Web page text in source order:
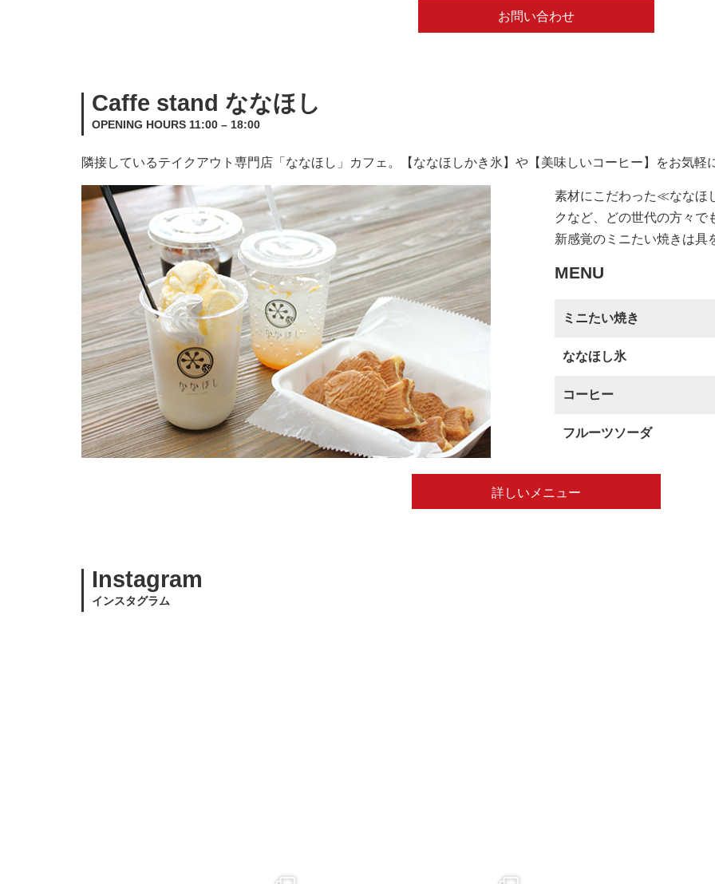
お問い合わせ
Caffe stand ななほし
OPENING HOURS 11:00 – 18:00
隣接しているテイクアウト専門店「ななほし」カフェ。【ななほしかき氷】や【美味しいコーヒー】をお気軽
素材にこだわった≪ななほ
クなど、どの世代の方々で
新感覚のミニたい焼きは具
MENU
ミニたい焼き
ななほし氷
コーヒー
フルーツソーダ
詳しいメニュー
Instagram
インスタグラム